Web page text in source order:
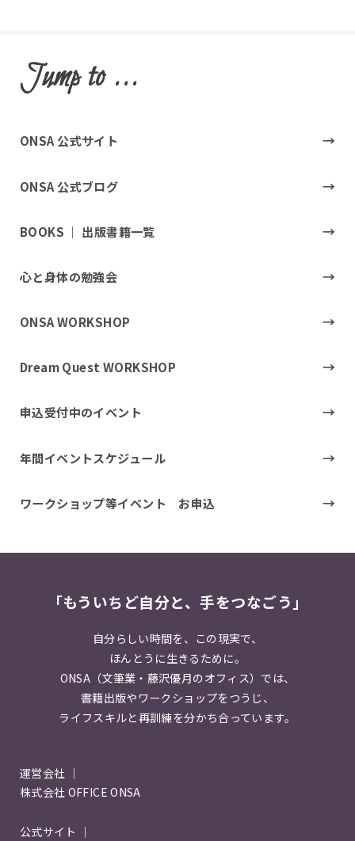
Jump to ...
ONSA 公式サイト
ONSA 公式ブログ
BOOKS ｜ 出版書籍一覧
心と身体の勉強会
ONSA WORKSHOP
Dream Quest WORKSHOP
申込受付中のイベント
年間イベントスケジュール
ワークショップ等イベント お申込
「もういちど自分と、手をつなごう」
自分らしい時間を、この現実で、
ほんとうに生きるために。
ONSA（文筆業・藤沢優月のオフィス）では、
書籍出版やワークショップをつうじ、
ライフスキルと再訓練を分かち合っています。
運営会社 ｜
株式会社 OFFICE ONSA
公式サイト ｜